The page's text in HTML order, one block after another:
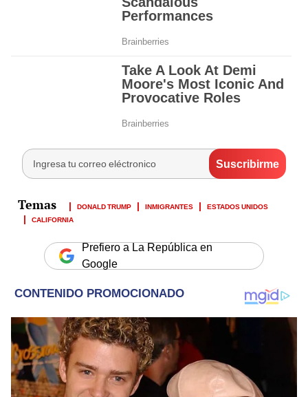
DONALD TRUMP INMIGRANTES
ESTADOS UNIDOS
CALIFORNIA
Prefiero a La República en
Google